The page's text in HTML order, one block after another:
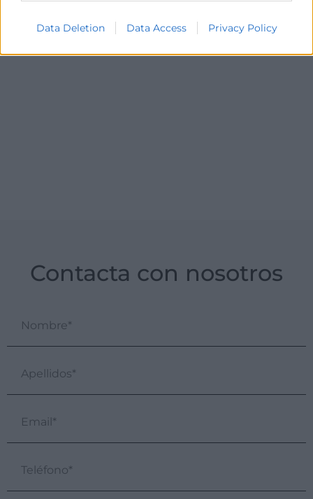
Data Deletion Data Access Privacy Policy
Contacta con nosotros